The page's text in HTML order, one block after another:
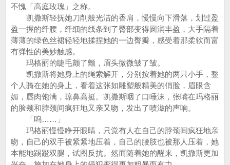
不愧「高庭玫瑰」之称。
凯撒斯轻抚她刀削般光洁的香肩，慢慢向下滑落，划过盈
盈一握的纤腰，纤细的线条到了臀部变得圆润丰盈，大手隔着
薄薄的绿色丝裙轻轻地揉捏她的一边臀瓣，感受着那柔软而富
有弹性的美妙触感。
玛格丽的睫毛颤了颤，眉头微微皱了皱。
凯撒斯将她身上的绳索解开，分别按着她的两只小手，整
个人骑在她的身上，看着这张如雕塑般精美的俏脸，眉眼含
媚，唇肉饱满，琼鼻高挺。凯撒斯咽了口唾沫，张嘴在玛格丽
的脸颊和脖颈间疯狂地又亲又吻，发出了啧滋的声响。
「呜……」
玛格丽慢慢睁开眼睛，只觉有人在自己的脖颈间疯狂地亲
吻，自己的双手被紧紧地压着，自己的腰肢也被那人压着，她
本能地踢蹬双腿，试图反抗。然而随着她的醒来，凯撒斯更加